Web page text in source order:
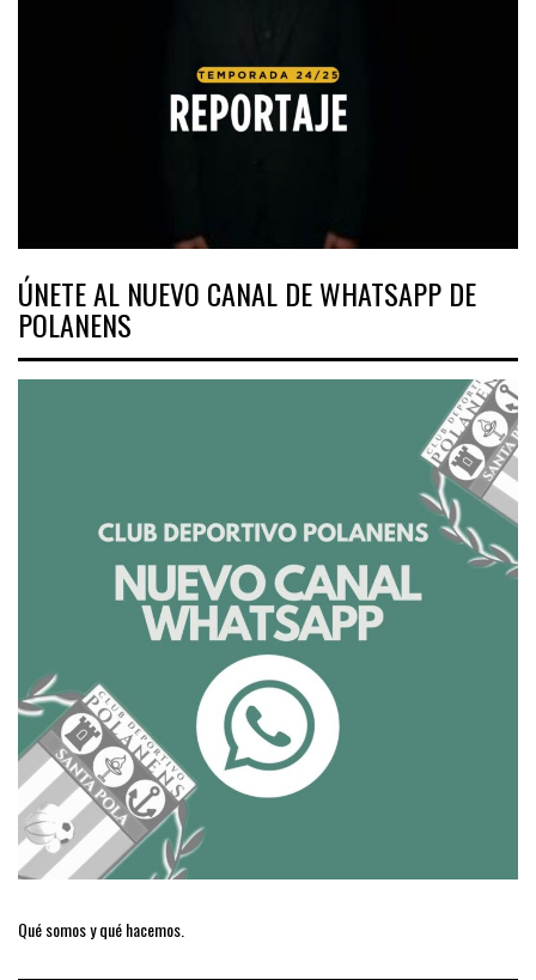
ÚNETE AL NUEVO CANAL DE WHATSAPP DE
POLANENS
Qué somos y qué hacemos.